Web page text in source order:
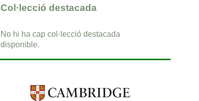
Col·lecció destacada
No hi ha cap col·lecció destacada
disponible.